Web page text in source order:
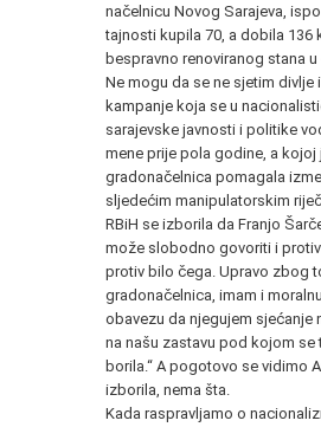
načelnicu Novog Sarajeva,
tajnosti kupila 70, a dobila 136
bespravno renoviranog stana u
Ne mogu da se ne sjetim divlje
kampanje koja se u
sarajevske javnosti i politike
mene prije pola godine, a kojoj
gradonačelnica pomagala
sljedećim manipulatorskim
RBiH se izborila da Franjo
može slobodno govoriti i
protiv bilo čega. Upravo zbog
gradonačelnica, imam i
obavezu da njegujem sjećanje
na našu zastavu pod kojom se
borila.“ A pogotovo se vidimo
izborila, nema šta.
Kada raspravljamo o